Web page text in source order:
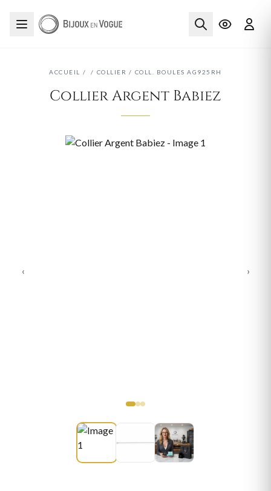
ACCUEIL / / COLLIER / COLL. BOULES AG925RH
Collier Argent Babiez
‹ ›